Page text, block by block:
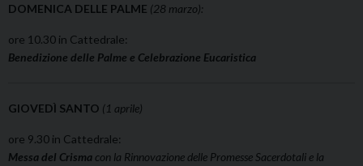
DOMENICA DELLE PALME (28 marzo):
ore 10.30 in Cattedrale:
Benedizione delle Palme e Celebrazione Eucaristica
GIOVEDÌ SANTO (1 aprile)
ore 9.30 in Cattedrale:
Messa del Crisma con la Rinnovazione delle Promesse Sacerdotali e la